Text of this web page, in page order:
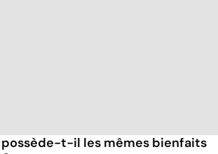
possède-t-il les mêmes bienfaits